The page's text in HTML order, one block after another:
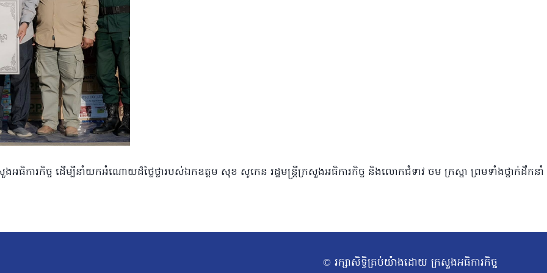
ធិការកិច្ច ដើម្បីនាំយកអំណោយដ៏ថ្លៃថ្លារបស់ឯកឧត្តម សុខ សូកេន រដ្ឋមន្រ្តីក្រសួងអធិការកិច្ច និងលោកជំទាវ ចម ក្រស្នា ព្រមទាំងថ្នាក់ដឹក
© រក្សាសិទ្ធិគ្រប់យ៉ាងដោយ ក្រសួងអធិការកិច្ច